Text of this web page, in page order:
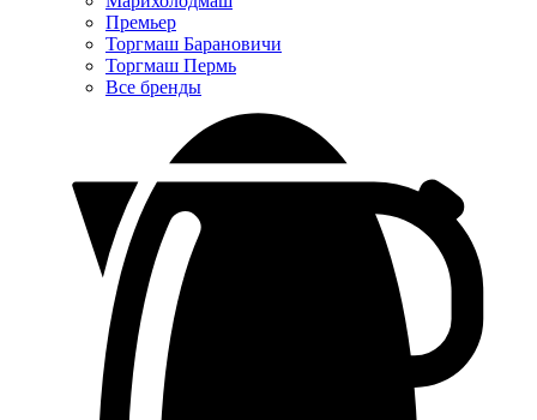
Премьер
Торгмаш Барановичи
Торгмаш Пермь
Все бренды